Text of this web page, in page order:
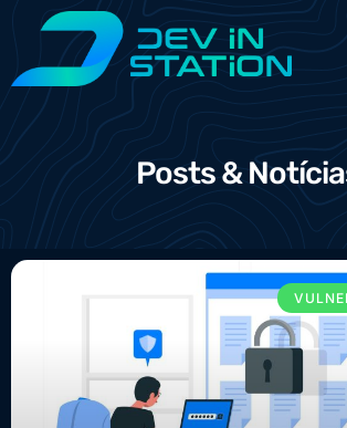
Posts &